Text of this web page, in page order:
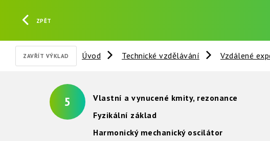
ZPĚT
ZAVŘÍT VÝKLAD Úvod Technické vzdělávání Vzdálené
5
Vlastní a vynucené kmity, rezonance
Fyzikální základ
Harmonický mechanický oscilátor